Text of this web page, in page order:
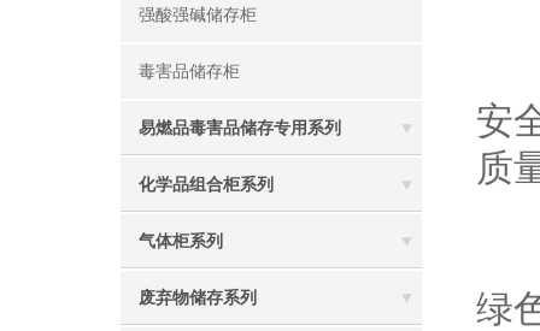
强酸强碱储存柜
毒害品储存柜
易燃品毒害品储存专用系列
化学品组合柜系列
气体柜系列
废弃物储存系列
安
质
绿